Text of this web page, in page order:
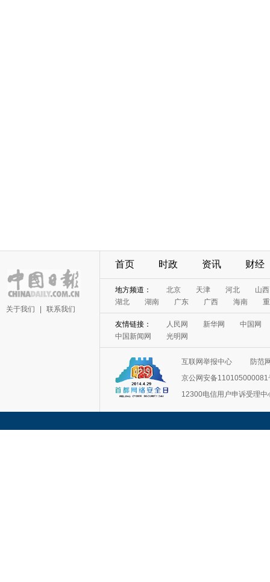
关于我们 联系我们
首页 时政 资讯 财经
地方频道： 北京 天津 河北
山西
湖北
湖南 广东 广西 海南
友情链接： 人民网 新华网
中国网
中国新闻网
光明网
互联网举报中心
防范
京公网安备110105000081
12300电信用户申诉受理中